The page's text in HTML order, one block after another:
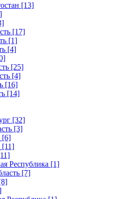
[13]
[17]
[1]
[4]
[25]
[4]
[16]
[14]
[32]
[3]
[6]
[11]
Республика [1]
[7]